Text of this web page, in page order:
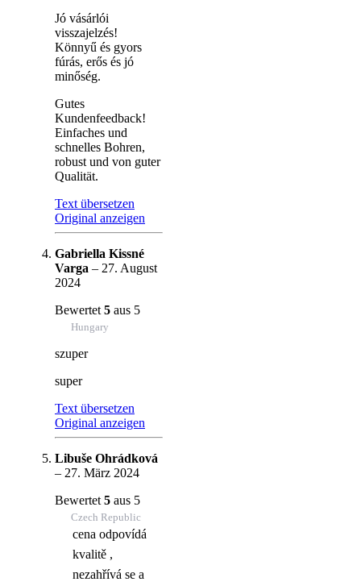
Jó vásárlói
visszajelzés!
Könnyű és gyors
fúrás, erős és jó
minőség.
Gutes
Kundenfeedback!
Einfaches und
schnelles Bohren,
robust und von guter
Qualität.
Text übersetzen
Original anzeigen
Gabriella Kissné
Varga – 27. August
2024
Bewertet 5 aus 5
Hungary
szuper
super
Text übersetzen
Original anzeigen
Libuše Ohrádková
– 27. März 2024
Bewertet 5 aus 5
Czech Republic
cena odpovídá
kvalitě ,
nezahřívá se a